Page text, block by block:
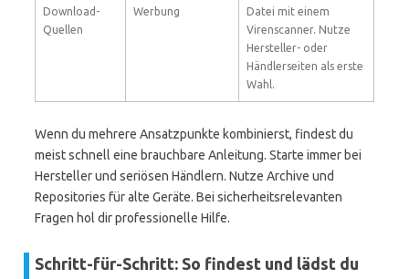
Download-
Quellen
Werbung
Datei mit einem
Virenscanner. Nutze
Hersteller- oder
Händlerseiten als erste
Wahl.
Wenn du mehrere Ansatzpunkte kombinierst, findest du
meist schnell eine brauchbare Anleitung. Starte immer bei
Hersteller und seriösen Händlern. Nutze Archive und
Repositories für alte Geräte. Bei sicherheitsrelevanten
Fragen hol dir professionelle Hilfe.
Schritt-für-Schritt: So findest und lädst du